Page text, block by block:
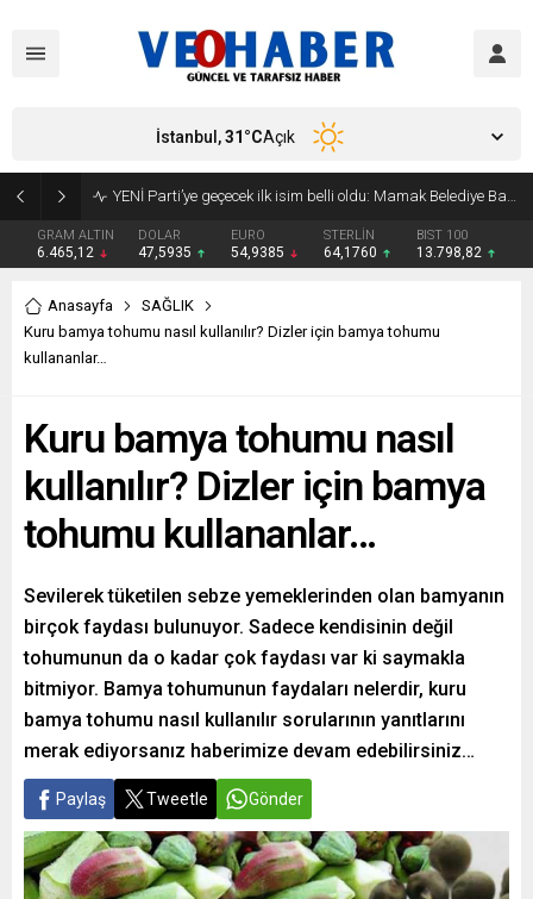
YENİ Parti’ye geçecek ilk isim belli oldu: Mamak Belediye Başkanı CHP’den istifa etti
GRAM ALTIN
6.465,12
DOLAR
47,5935
EURO
54,9385
STERLİN
64,1760
BIST 100
13.798,82
İstanbul,31°CAçık
Anasayfa
SAĞLIK
Kuru bamya tohumu nasıl kullanılır? Dizler için bamya tohumu
kullananlar…
Kuru bamya tohumu nasıl
kullanılır? Dizler için bamya
tohumu kullananlar…
Sevilerek tüketilen sebze yemeklerinden olan bamyanın
birçok faydası bulunuyor. Sadece kendisinin değil
tohumunun da o kadar çok faydası var ki saymakla
bitmiyor. Bamya tohumunun faydaları nelerdir, kuru
bamya tohumu nasıl kullanılır sorularının yanıtlarını
merak ediyorsanız haberimize devam edebilirsiniz…
Paylaş Tweetle Gönder